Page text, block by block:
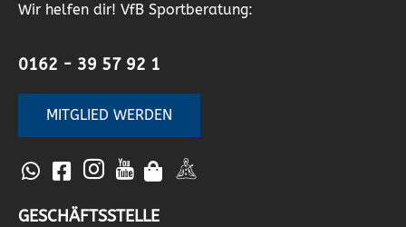
Wir helfen dir! VfB Sportberatung:
0162 - 39 57 92 1
MITGLIED WERDEN
GESCHÄFTSSTELLE